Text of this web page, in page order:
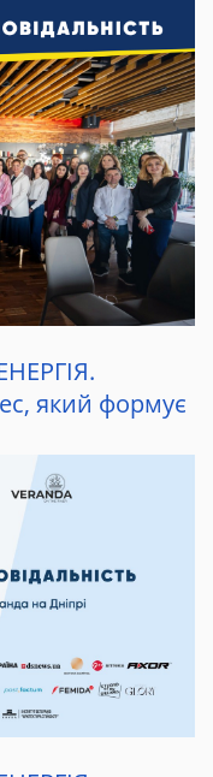
який формує